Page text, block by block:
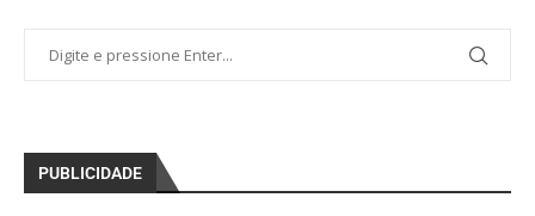
PUBLICIDADE